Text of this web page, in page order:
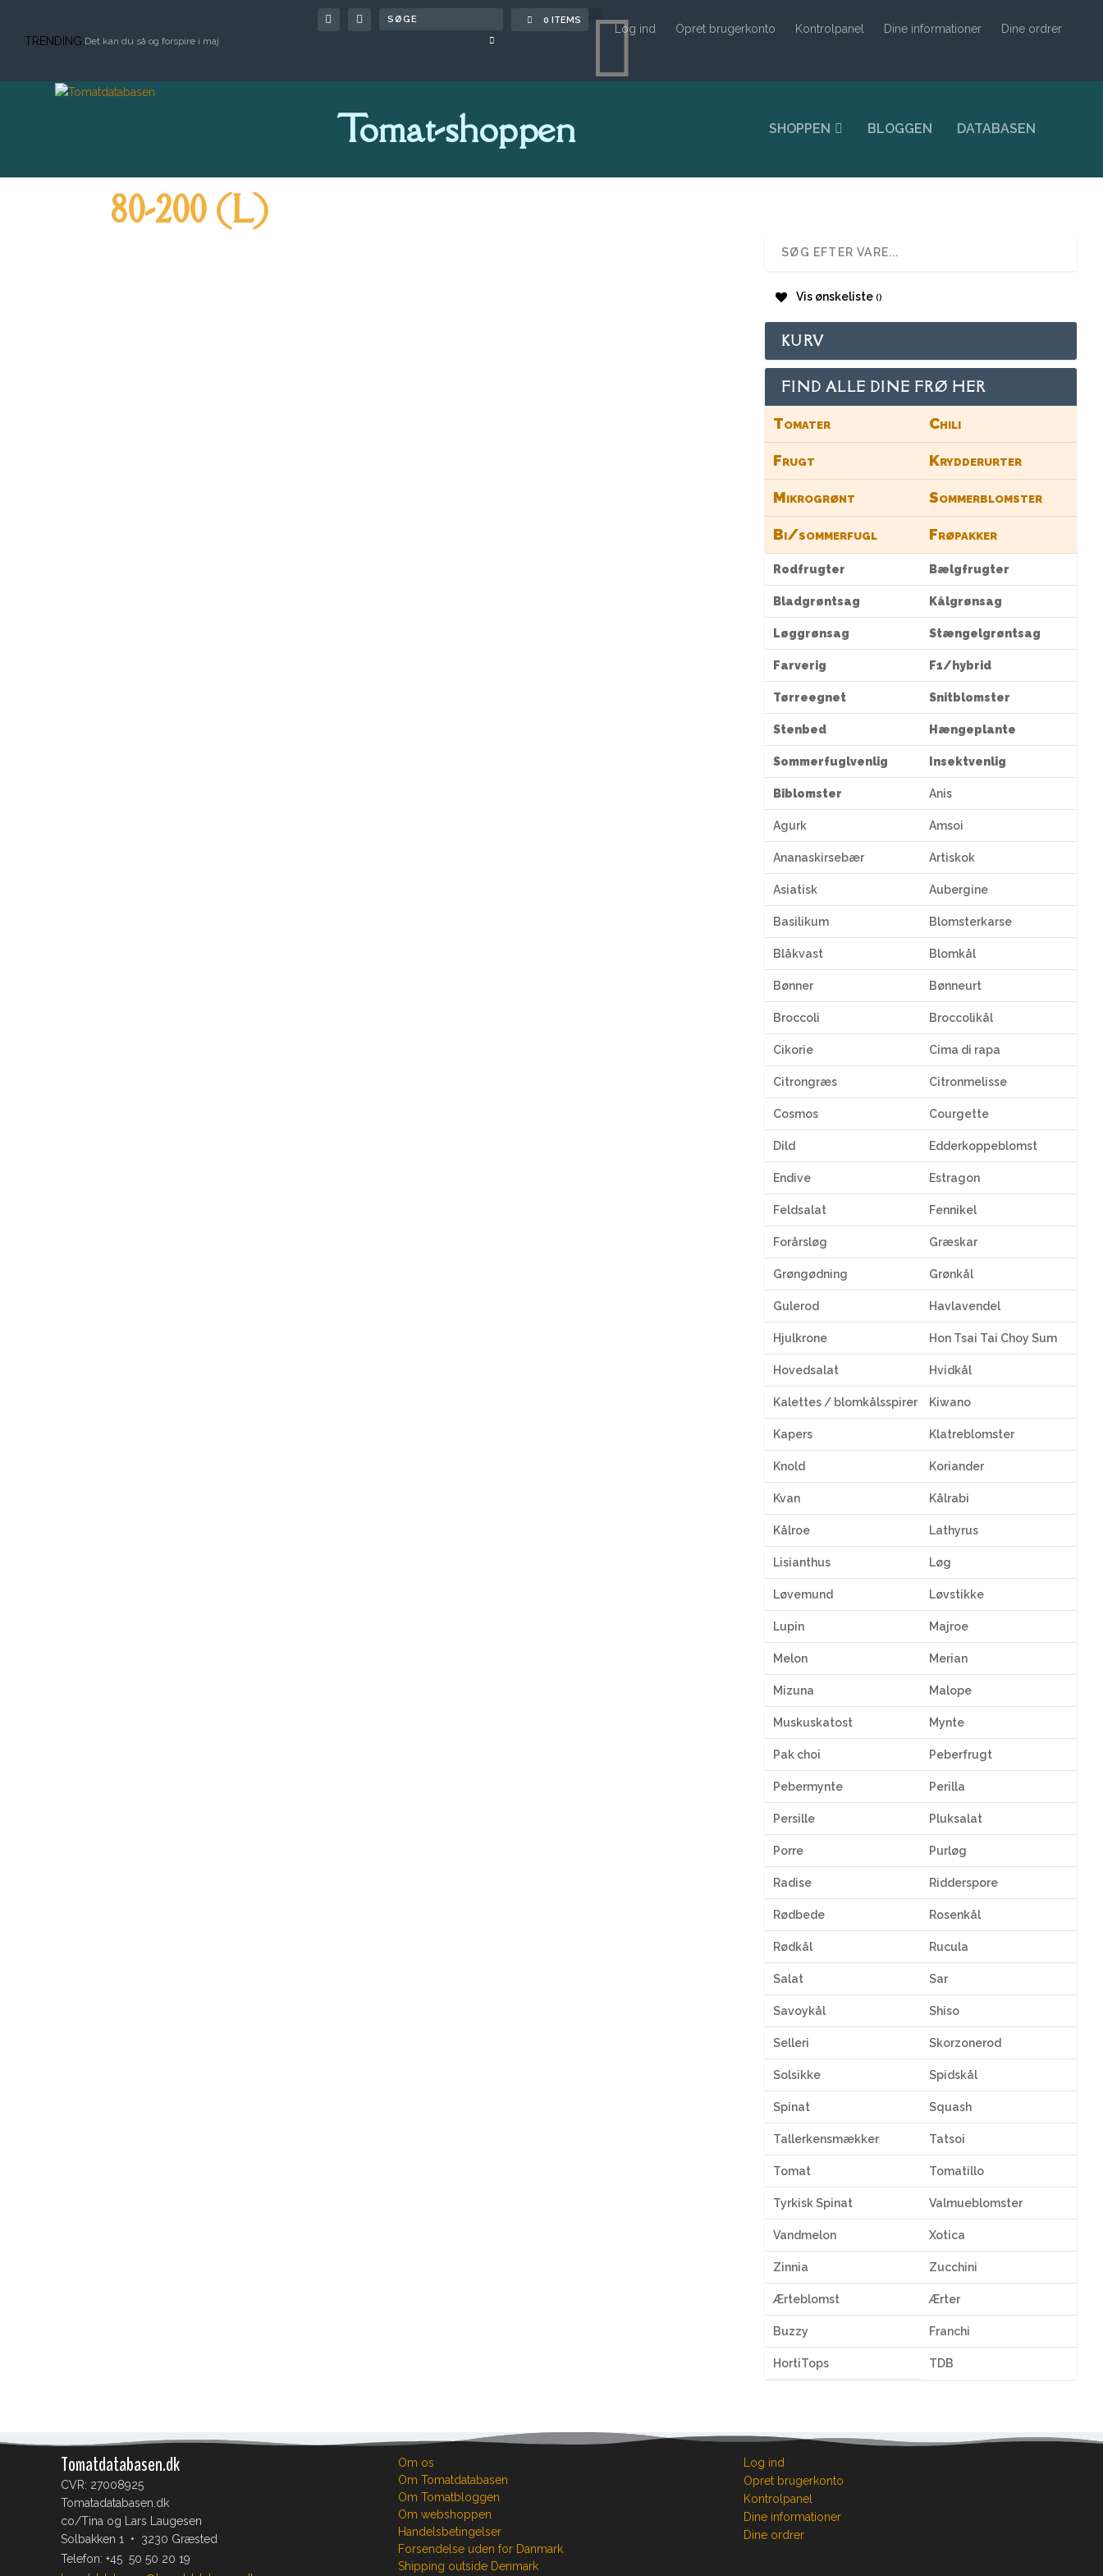
TRENDING:Det kan du så og forspire i maj
0 ITEMS Log ind Opret brugerkonto Kontrolpanel Dine informationer Dine ordrer
Tomat-shoppen SHOPPEN BLOGGEN DATABASEN
80-200 (L)
Vis ønskeliste
KURV
FIND ALLE DINE FRØ HER
Tomater Chili
Frugt Krydderurter
Mikrogrønt Sommerblomster
Bi/sommerfugl Frøpakker
Rodfrugter Bælgfrugter
Bladgrøntsag Kålgrønsag
Løggrønsag Stængelgrøntsag
Farverig F1/hybrid
Tørreegnet Snitblomster
Stenbed Hængeplante
Sommerfuglvenlig Insektvenlig
Biblomster Anis
Agurk Amsoi
Ananaskirsebær Artiskok
Asiatisk Aubergine
Basilikum Blomsterkarse
Blåkvast Blomkål
Bønner Bønneurt
Broccoli Broccolikål
Cikorie Cima di rapa
Citrongræs Citronmelisse
Cosmos Courgette
Dild Edderkoppeblomst
Endive Estragon
Feldsalat Fennikel
Forårsløg Græskar
Grøngødning Grønkål
Gulerod Havlavendel
Hjulkrone Hon Tsai Tai Choy Sum
Hovedsalat Hvidkål
Kalettes / blomkålsspirer Kiwano
Kapers Klatreblomster
Knold Koriander
Kvan Kålrabi
Kålroe Lathyrus
Lisianthus Løg
Løvemund Løvstikke
Lupin Majroe
Melon Merian
Mizuna Malope
Muskuskatost Mynte
Pak choi Peberfrugt
Pebermynte Perilla
Persille Pluksalat
Porre Purløg
Radise Ridderspore
Rødbede Rosenkål
Rødkål Rucula
Salat Sar
Savoykål Shiso
Selleri Skorzonerod
Solsikke Spidskål
Spinat Squash
Tallerkensmækker Tatsoi
Tomat Tomatillo
Tyrkisk Spinat Valmueblomster
Vandmelon Xotica
Zinnia Zucchini
Ærteblomst Ærter
Buzzy Franchi
HortiTops TDB
Tomatdatabasen.dk
CVR: 27008925
Tomatadatabasen.dk
co/Tina og Lars Laugesen
Solbakken 1 • 3230 Græsted
Telefon: +45 50 50 20 19
Om os
Om Tomatdatabasen
Om Tomatbloggen
Om webshoppen
Handelsbetingelser
Forsendelse uden for Danmark
Shipping outside Denmark
Log ind
Opret brugerkonto
Kontrolpanel
Dine informationer
Dine ordrer